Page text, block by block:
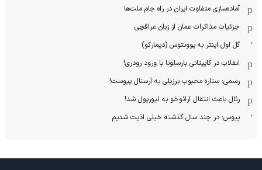
آماده‌سازی متفاوت ایران در راه جام ملت‌ها
جزئیات مذاکرات عمان از زبان عراقچی
گل اول اینتر به یوونتوس (دیمارکو)
انقلاب در کاپیتانی بارسلونا با ورود رودری!
رسمی: ستاره محبوب برزیلی به آرسنال پیوست!
رئال باعث انتقال آرائوخو به لیورپول شد!
پیوس: در چند سال گذشته خیلی اذیت شدیم